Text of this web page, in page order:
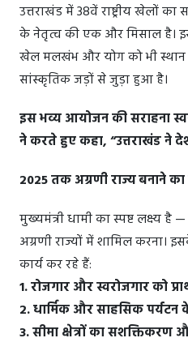
उत्तराखंड में 38वें राष्ट्रीय खेलों
के नेतृत्व की एक और मिसाल है।
खेल मलखंभ और योग को भी स्थान
सांस्कृतिक जड़ों से जुड़ा हुआ है।
इस भव्य आयोजन की सराहना
ने करते हुए कहा, “उत्तराखंड ने
2025 तक अग्रणी राज्य बनाने
मुख्यमंत्री धामी का स्पष्ट लक्ष्य
अग्रणी राज्यों में शामिल करना।
कार्य कर रहे हैं:
1. रोजगार और स्वरोजगार को
2. धार्मिक और साहसिक
3. सीमा क्षेत्रों का सशक्तिकरण